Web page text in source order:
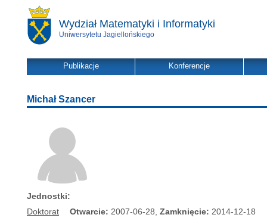
Wydział Matematyki i Informatyki
Uniwersytetu Jagiellońskiego
Publikacje Konferencje
Michał Szancer
Jednostki:
Doktorat
Otwarcie: 2007-06-28, Zamknięcie: 2014-12-18